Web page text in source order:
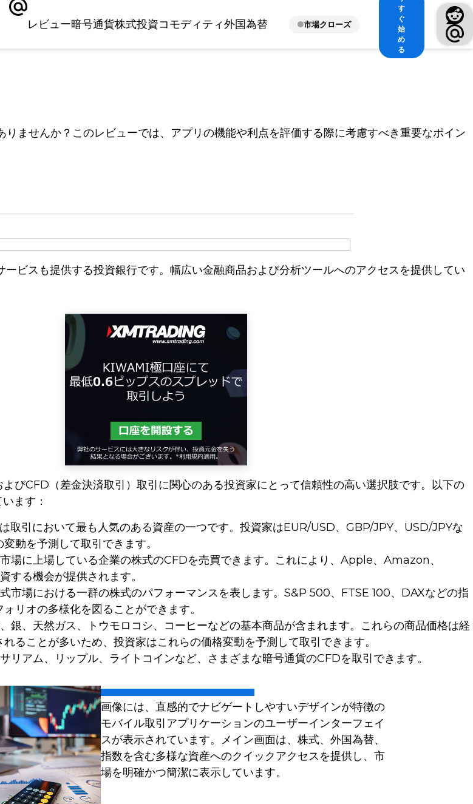
レビュー暗号通貨株式投資コモディティ外国為替 市場クローズ
す
ぐ
始
め
る
ませんか？このレビューでは、アプリの機能や利点を評価する際に考慮すべき重要なポイン
ビスも提供する投資銀行です。幅広い金融商品および分析ツールへのアクセスを提供してい
びCFD（差金決済取引）取引に関心のある投資家にとって信頼性の高い選択肢です。以下の
ます：
取引において最も人気のある資産の一つです。投資家はEUR/USD、GBP/JPY、USD/JPYな
動を予測して取引できます。
場に上場している企業の株式のCFDを売買できます。これにより、Apple、Amazon、
る機会が提供されます。
市場における一群の株式のパフォーマンスを表します。S&P 500、FTSE 100、DAXなどの指
リオの多様化を図ることができます。
銀、天然ガス、トウモロコシ、コーヒーなどの基本商品が含まれます。これらの商品価格は経
ることが多いため、投資家はこれらの価格変動を予測して取引できます。
リアム、リップル、ライトコインなど、さまざまな暗号通貨のCFDを取引できます。
画像には、直感的でナビゲートしやすいデザインが特徴の
モバイル取引アプリケーションのユーザーインターフェイ
スが表示されています。メイン画面は、株式、外国為替、
指数を含む多様な資産へのクイックアクセスを提供し、市
場を明確かつ簡潔に表示しています。